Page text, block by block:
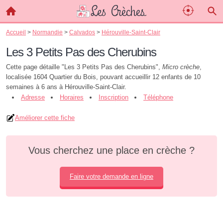
Accueil > Normandie > Calvados > Hérouville-Saint-Clair
Les 3 Petits Pas des Cherubins
Cette page détaille "Les 3 Petits Pas des Cherubins", Micro crèche,
localisée 1604 Quartier du Bois, pouvant accueillir 12 enfants de 10
semaines à 6 ans à Hérouville-Saint-Clair.
Adresse
Horaires Inscription Téléphone
Améliorer cette fiche
Vous cherchez une place en crèche ?
Faire votre demande en ligne